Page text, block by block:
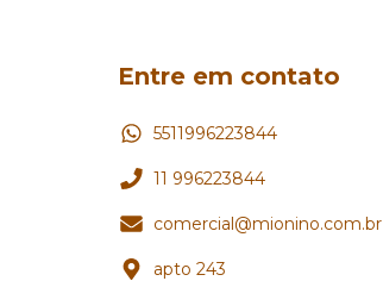
Entre em contato
5511996223844
11 996223844
comercial@mionino.com.br
apto 243